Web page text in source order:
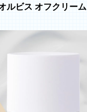
ルビス オフクリーム